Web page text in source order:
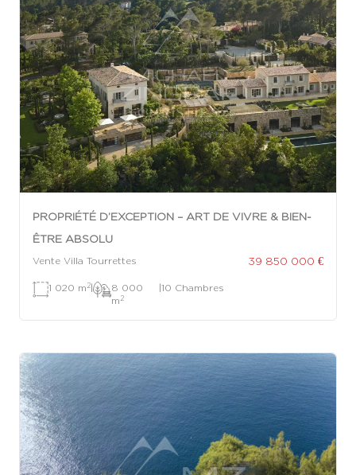
PROPRIÉTÉ D’EXCEPTION – ART DE VIVRE & BIEN-
ÊTRE ABSOLU
Vente Villa Tourrettes 39 850 000 €
1 020 m 2|
8 000
m 2
|10 Chambres